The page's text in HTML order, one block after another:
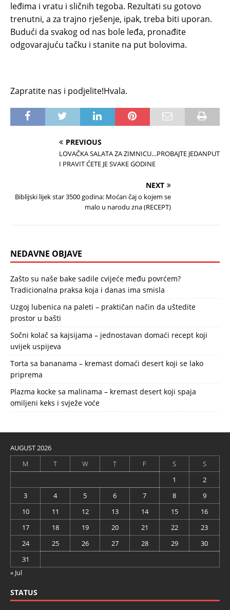
leđima i vratu i sličnih tegoba. Rezultati su gotovo
trenutni, a za trajno rješenje, ipak, treba biti uporan.
Budući da svakog od nas bole leđa, pronađite
odgovarajuću tačku i stanite na put bolovima.
Zapratite nas i podjelite!Hvala.
PREVIOUS
LOVAČKA SALATA ZA ZIMNICU…PROBAJTE JEDANPUT
I PRAVIT ĆETE JE SVAKE GODINE
NEXT
Biblijski lijek star 3500 godina: Moćan čaj o kojem se
malo u narodu zna (RECEPT)
NEDAVNE OBJAVE
Zašto su naše bake sadile cvijeće među povrćem?
Tradicionalna praksa koja i danas ima smisla
Uzgoj lubenica na paleti – praktičan način da uštedite
prostor u bašti
Sočni kolač sa kajsijama – jednostavan domaći recept koji
uvijek uspijeva
Torta sa bananama – kremast domaći desert koji se lako
priprema
Plazma kocke sa malinama – kremast desert koji spaja
omiljeni keks i svježe voće
AUGUST 2026
M
T W T F S
S
1
2
3
4 5 6 7 8
9
10
11 12 13 14 15
16
17
18 19 20 21 22
23
24
25 26 27 28 29
30
31
« Jul
STATUS